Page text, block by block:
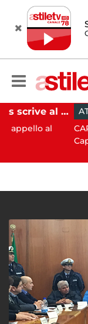
Paestum, Codacons scrive al ministro Giuli: "Rilanciare scavi dell'Anfiteatro nell'area archeologica"
al
Capaccio